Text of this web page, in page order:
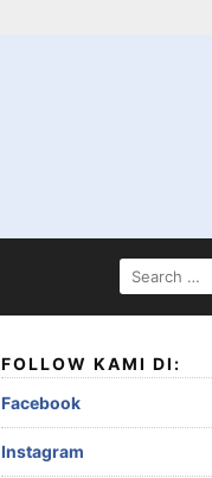
SEARCH
FOR:
FOLLOW KAMI DI:
Facebook
Instagram